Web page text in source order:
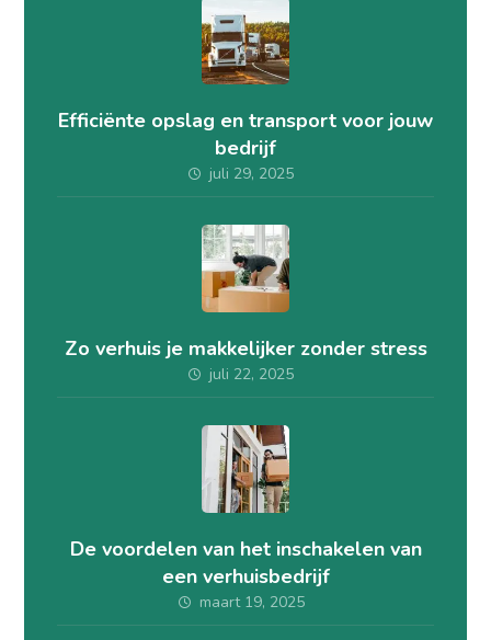
Efficiënte opslag en transport voor jouw
bedrijf
juli 29, 2025
Zo verhuis je makkelijker zonder stress
juli 22, 2025
De voordelen van het inschakelen van
een verhuisbedrijf
maart 19, 2025